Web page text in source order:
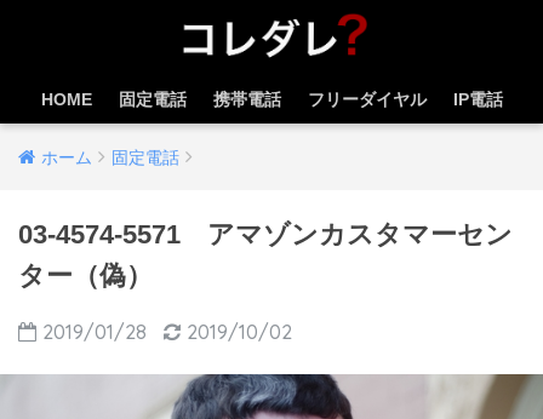
HOME 固定電話 携帯電話 フリーダイヤル IP電話
ホーム 固定電話
03-4574-5571 アマゾンカスタマーセン
ター（偽）
2019/01/28 2019/10/02